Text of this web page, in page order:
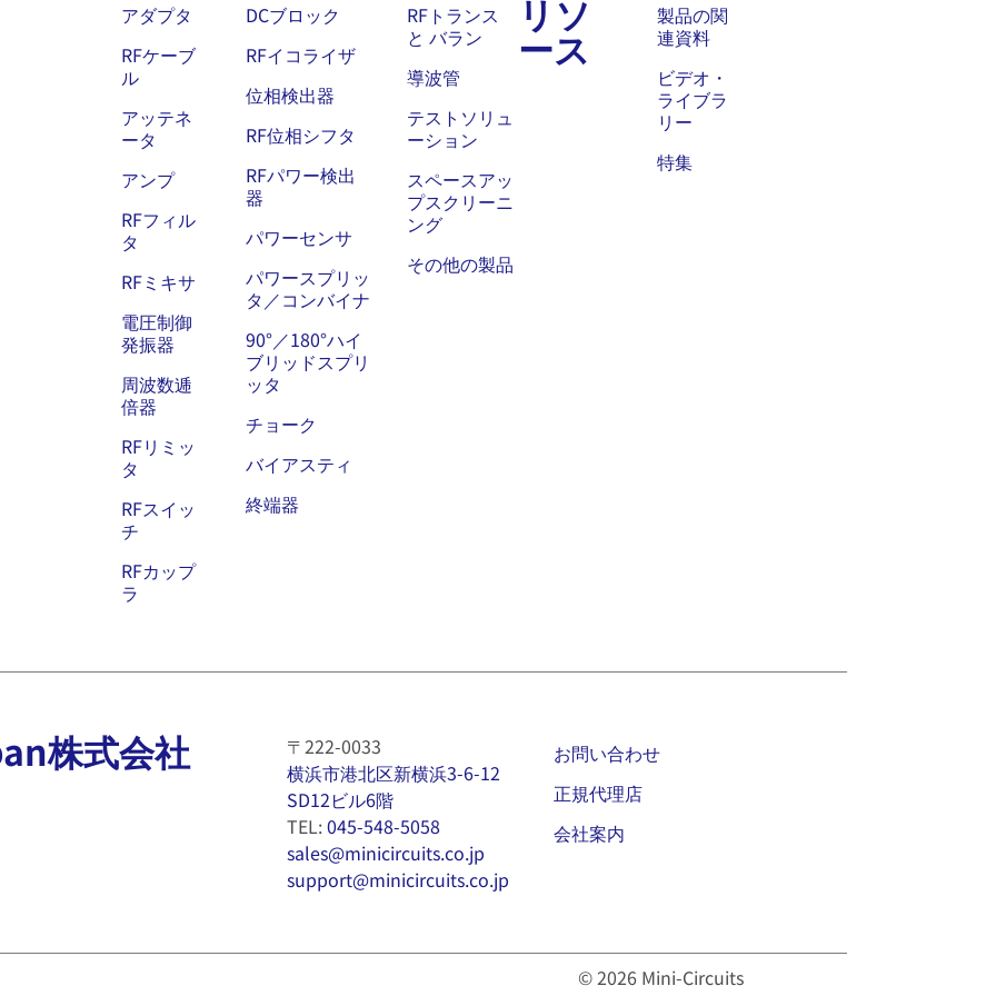
アダプタ
RFケーブ
ル
アッテネ
ータ
アンプ
RFフィル
タ
RFミキサ
電圧制御
発振器
周波数逓
倍器
RFリミッ
タ
RFスイッ
チ
RFカップ
ラ
DCブロック
RFイコライザ
位相検出器
RF位相シフタ
RFパワー検出
器
パワーセンサ
パワースプリッ
タ／コンバイナ
90°／180°ハイ
ブリッドスプリ
ッタ
チョーク
バイアスティ
終端器
RFトランス
と バラン
導波管
テストソリュ
ーション
スペースアッ
プスクリーニ
ング
その他の製品
リソ
ース
製品の関
連資料
ビデオ・
ライブラ
リー
特集
株式会社
〒222-0033
横浜市港北区新横浜3-6-12
SD12ビル6階
TEL:045-548-5058
sales@minicircuits.co.jp
support@minicircuits.co.jp
お問い合わせ
正規代理店
会社案内
© 2026 Mini-Circuits